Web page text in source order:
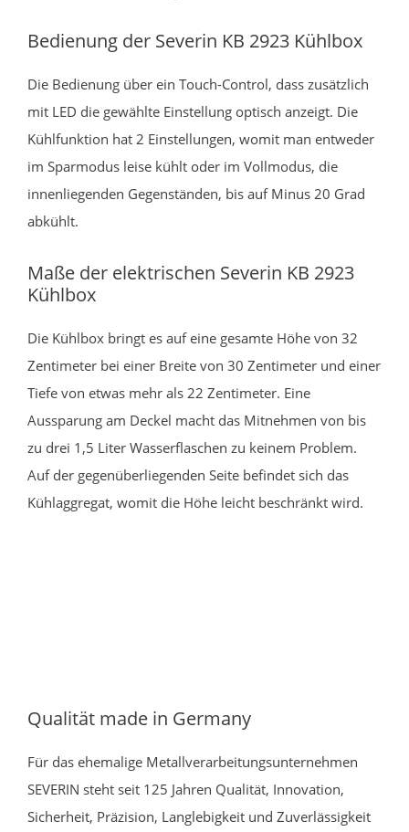
Bedienung der Severin KB 2923 Kühlbox
Die Bedienung über ein Touch-Control, dass zusätzlich
mit LED die gewählte Einstellung optisch anzeigt. Die
Kühlfunktion hat 2 Einstellungen, womit man entweder
im Sparmodus leise kühlt oder im Vollmodus, die
innenliegenden Gegenständen, bis auf Minus 20 Grad
abkühlt.
Maße der elektrischen Severin KB 2923
Kühlbox
Die Kühlbox bringt es auf eine gesamte Höhe von 32
Zentimeter bei einer Breite von 30 Zentimeter und einer
Tiefe von etwas mehr als 22 Zentimeter. Eine
Aussparung am Deckel macht das Mitnehmen von bis
zu drei 1,5 Liter Wasserflaschen zu keinem Problem.
Auf der gegenüberliegenden Seite befindet sich das
Kühlaggregat, womit die Höhe leicht beschränkt wird.
Qualität made in Germany
Für das ehemalige Metallverarbeitungsunternehmen
SEVERIN steht seit 125 Jahren Qualität, Innovation,
Sicherheit, Präzision, Langlebigkeit und Zuverlässigkeit